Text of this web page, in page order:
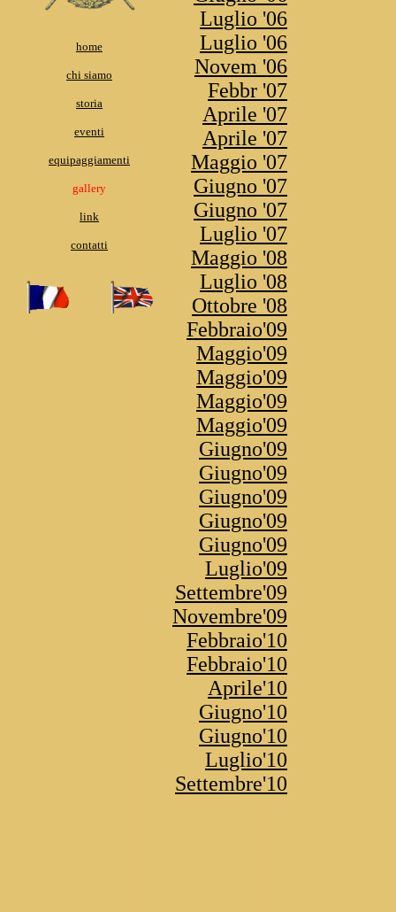
home
chi siamo
storia
eventi
equipaggiamenti
gallery
link
contatti
Luglio '06
Luglio '06
Novem '06
Febbr '07
Aprile '07
Aprile '07
Maggio '07
Giugno '07
Giugno '07
Luglio '07
Maggio '08
Luglio '08
Ottobre '08
Febbraio'09
Maggio'09
Maggio'09
Maggio'09
Maggio'09
Giugno'09
Giugno'09
Giugno'09
Giugno'09
Giugno'09
Luglio'09
Settembre'09
Novembre'09
Febbraio'10
Febbraio'10
Aprile'10
Giugno'10
Giugno'10
Luglio'10
Settembre'10